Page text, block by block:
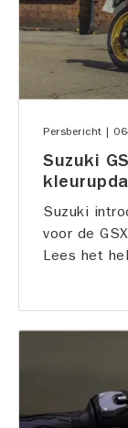
Persbericht |
Suzuki
Suzuki
voor de
Lees het